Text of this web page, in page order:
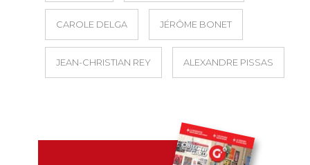
CAROLE DELGA JÉRÔME BONET
JEAN-CHRISTIAN REY ALEXANDRE PISSAS